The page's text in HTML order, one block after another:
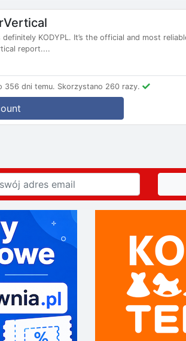
KODYPL. It’s the official and most
report....
356 dni temu. Skorzystano 260 razy.